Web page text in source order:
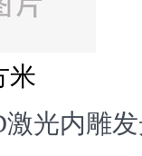
米
光内雕